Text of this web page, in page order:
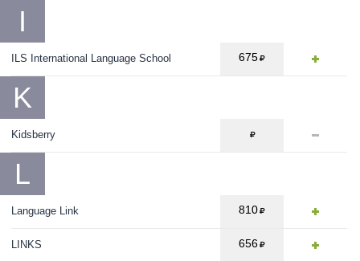
I
ILS International Language School 675
K
Kidsberry
L
Language Link 810
LINKS 656